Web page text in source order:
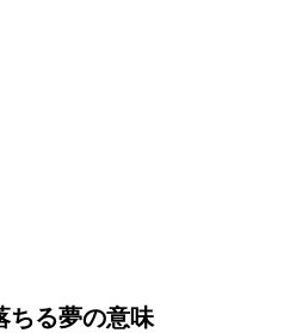
ちる夢の意味